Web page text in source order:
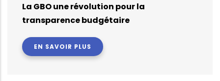
La GBO une révolution pour la
transparence budgétaire
EN SAVOIR PLUS